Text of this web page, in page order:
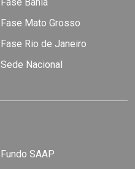
Fase Mato Grosso
Fase Rio de Janeiro
Sede Nacional
Fundo SAAP